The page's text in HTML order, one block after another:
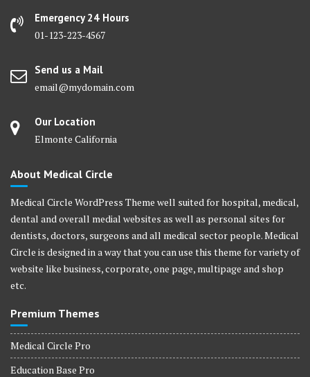
Emergency 24 Hours
01-123-223-4567
Send us a Mail
email@mydomain.com
Our Location
Elmonte California
About Medical Circle
Medical Circle WordPress Theme well suited for hospital, medical,
dental and overall medial websites as well as personal sites for
dentists, doctors, surgeons and all medical sector people. Medical
Circle is designed in a way that you can use this theme for variety of
website like business, corporate, one page, multipage and shop
etc.
Premium Themes
Medical Circle Pro
Education Base Pro